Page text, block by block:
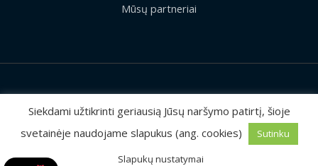
Mūsų partneriai
2026 © Visos teisės saugomos | UAB „Rilis“
Sprendimas:MEDIAERN
Siekdami užtikrinti geriausią Jūsų naršymo patirtį, šioje
svetainėje naudojame slapukus (ang. cookies)
Sutinku
Slapukų nustatymai